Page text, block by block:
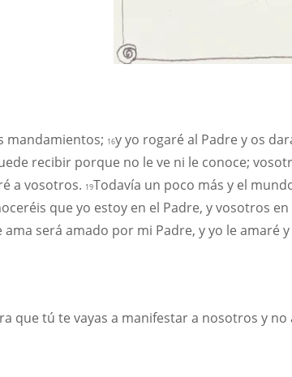
mandamientos; 16y yo rogaré al Padre y os
recibir porque no le ve ni le conoce;
a vosotros. 19Todavía un poco más y el
que yo estoy en el Padre, y vosotros
ama será amado por mi Padre, y yo le amaré
que tú te vayas a manifestar a nosotros y no